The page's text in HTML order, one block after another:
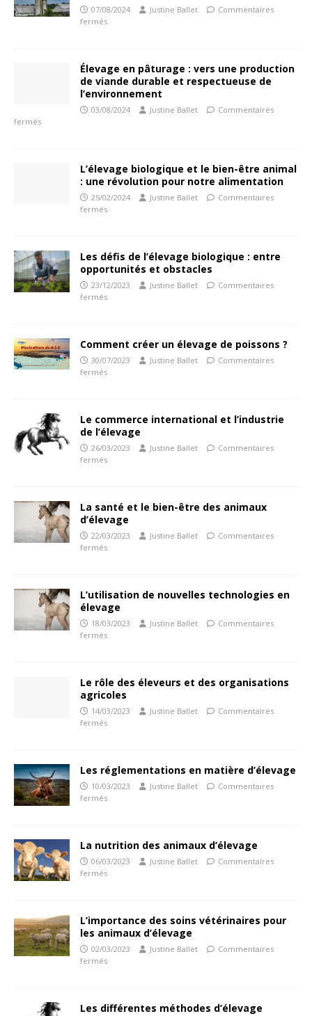
07/08/2024 Justine Ballet
Commentaires
fermés
Élevage en pâturage : vers une production
de viande durable et respectueuse de
l’environnement
03/08/2024 Justine Ballet
Commentaires
fermés
L’élevage biologique et le bien-être animal
: une révolution pour notre alimentation
25/02/2024 Justine Ballet
Commentaires
fermés
Les défis de l’élevage biologique : entre
opportunités et obstacles
23/12/2023 Justine Ballet
Commentaires
fermés
Comment créer un élevage de poissons ?
30/07/2023 Justine Ballet
Commentaires
fermés
Le commerce international et l’industrie
de l’élevage
26/03/2023 Justine Ballet
Commentaires
fermés
La santé et le bien-être des animaux
d’élevage
22/03/2023 Justine Ballet
Commentaires
fermés
L’utilisation de nouvelles technologies en
élevage
18/03/2023 Justine Ballet
Commentaires
fermés
Le rôle des éleveurs et des organisations
agricoles
14/03/2023 Justine Ballet
Commentaires
fermés
Les réglementations en matière d’élevage
10/03/2023 Justine Ballet
Commentaires
fermés
La nutrition des animaux d’élevage
06/03/2023 Justine Ballet
Commentaires
fermés
L’importance des soins vétérinaires pour
les animaux d’élevage
02/03/2023 Justine Ballet
Commentaires
fermés
Les différentes méthodes d’élevage